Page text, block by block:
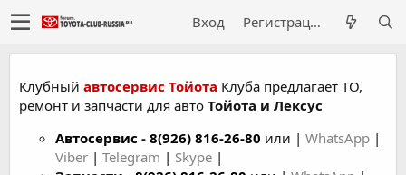
Вход Регистрация
Клубный автосервис Тойота Клуба предлагает ТО,
ремонт и запчасти для авто Тойота и Лексус
Автосервис - 8(926) 816-26-80 или | WhatsApp |
Viber | Telegram | Skype |